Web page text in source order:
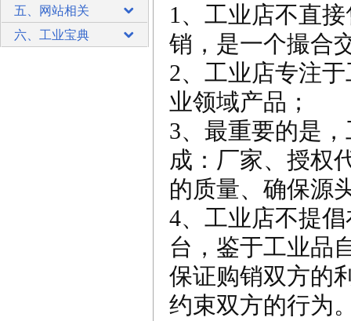
五、网站相关
六、工业宝典
1、工业店不直
销，是一个撮合
2、工业店专注
业领域产品；
3、最重要的是
成：厂家、授权
的质量、确保源
4、工业店不提
台，鉴于工业品
保证购销双方的
约束双方的行为